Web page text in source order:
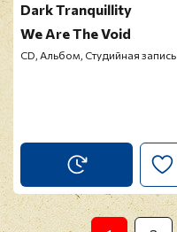
Dark Tranquillity
We Are The Void
CD, Альбом, Студийная запись